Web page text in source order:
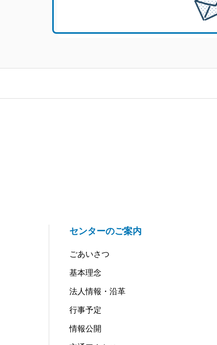
センターのご案内
ごあいさつ
基本理念
法人情報・沿革
行事予定
情報公開